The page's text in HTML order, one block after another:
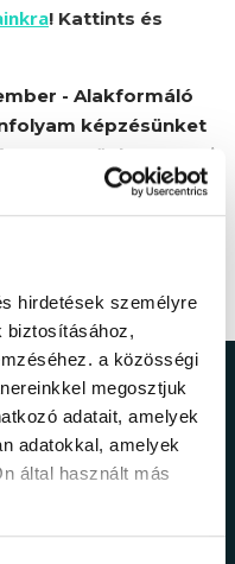
hirdetések személyre
biztosításához,
a közösségi
megosztjuk
adatait, amelyek
adatokkal, amelyek
által használt más
! Kattints és
- Alakformáló
képzésünket
partnerünk szervezi.
a